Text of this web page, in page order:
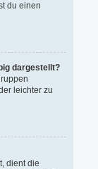
du einen
dargestellt?
leichter zu
dient die